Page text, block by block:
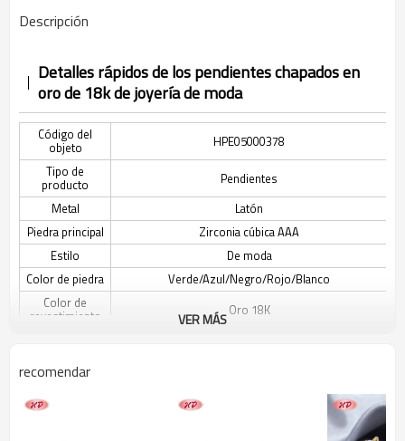
Descripción
Detalles rápidos de los pendientes chapados en
oro de 18k de joyería de moda
Código del
objeto
HPE05000378
Tipo de
producto
Pendientes
Metal
Latón
Piedra principal
Zirconia cúbica AAA
Estilo
De moda
Color de piedra
Verde/Azul/Negro/Rojo/Blanco
Color de
revestimiento
Oro 18K
Descripción de los pendientes de joyería de moda
chapados en oro de 18k
VER MÁS
recomendar